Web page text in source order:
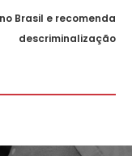
Brasil e recomenda
descriminalização